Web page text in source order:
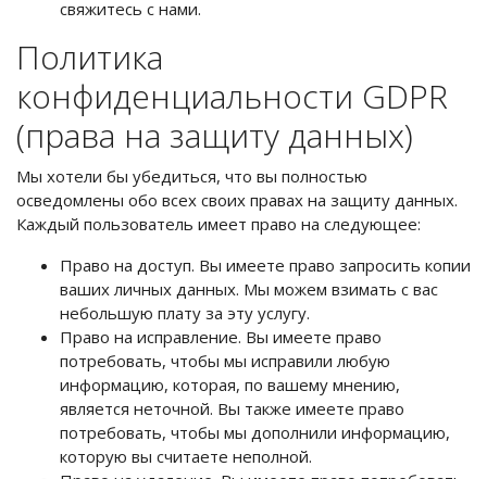
свяжитесь с нами.
Политика
конфиденциальности GDPR
(права на защиту данных)
Мы хотели бы убедиться, что вы полностью
осведомлены обо всех своих правах на защиту данных.
Каждый пользователь имеет право на следующее:
Право на доступ. Вы имеете право запросить копии
ваших личных данных. Мы можем взимать с вас
небольшую плату за эту услугу.
Право на исправление. Вы имеете право
потребовать, чтобы мы исправили любую
информацию, которая, по вашему мнению,
является неточной. Вы также имеете право
потребовать, чтобы мы дополнили информацию,
которую вы считаете неполной.